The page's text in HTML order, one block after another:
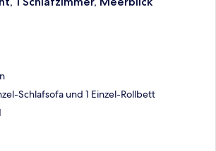
Schlafsofa und 1 Einzel-Rollbett